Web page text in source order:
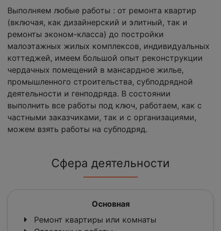
Выполняем любые работы : от ремонта квартир
(включая, как дизайнерский и элитный, так и
ремонты эконом-класса) до постройки
малоэтажных жилых комплексов, индивидуальных
коттеджей, имеем большой опыт реконструкции
чердачных помещений в мансардное жилье,
промышленного строительства, субподрядной
деятельности и генподряда. В состоянии
выполнить все работы под ключ, работаем, как с
частными заказчиками, так и с организациями,
можем взять работы на субподряд.
Сфера деятельности
Основная
Ремонт квартиры или комнаты